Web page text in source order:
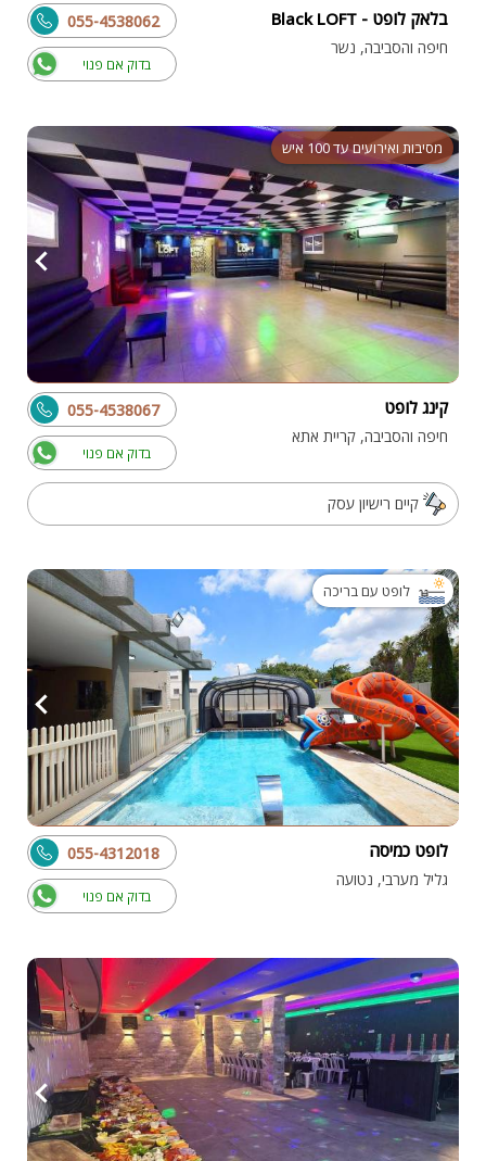
בלאק לופט - Black LOFT
חיפה והסביבה, נשר
בדוק אם פנוי
055-4538062
מסיבות ואירועים עד 100 איש
קינג לופט
חיפה והסביבה, קריית אתא
בדוק אם פנוי
055-4538067
קיים רישיון עסק
לופט עם בריכה
לופט כמיסה
גליל מערבי, נטועה
בדוק אם פנוי
055-4312018